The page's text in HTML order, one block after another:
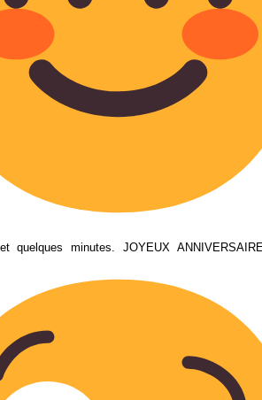
quelques minutes. JOYEUX